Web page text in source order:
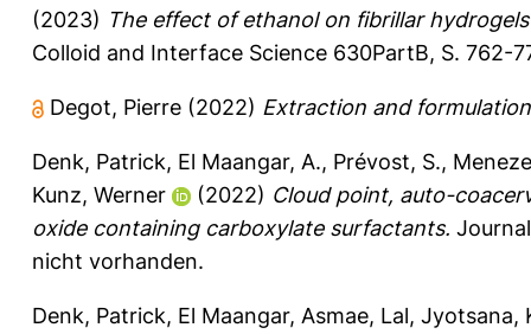
(2023) The effect of ethanol on fibrillar
Colloid and Interface Science 630PartB, S. 762-
Degot, Pierre (2022) Extraction and
Denk, Patrick, El Maangar, A., Prévost, S.,
Kunz, Werner
(2022) Cloud point, auto-
oxide containing carboxylate surfactants.
nicht vorhanden.
Denk, Patrick, El Maangar, Asmae, Lal, Jyotsana,